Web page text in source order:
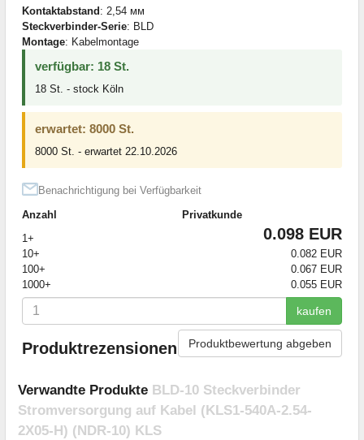
Kontaktabstand: 2,54 мм
Steckverbinder-Serie: BLD
Montage: Kabelmontage
verfügbar: 18 St.
18 St. - stock Köln
erwartet: 8000 St.
8000 St. - erwartet 22.10.2026
Benachrichtigung bei Verfügbarkeit
Anzahl
Privatkunde
1+
0.098 EUR
10+
0.082 EUR
100+
0.067 EUR
1000+
0.055 EUR
kaufen
Produktrezensionen Produktbewertung abgeben
Verwandte Produkte BLD-10 Steckverbinder
Stromversorgung auf Kabel (KLS1-540A-2.54-
2X05-H) (NDR-10) KLS